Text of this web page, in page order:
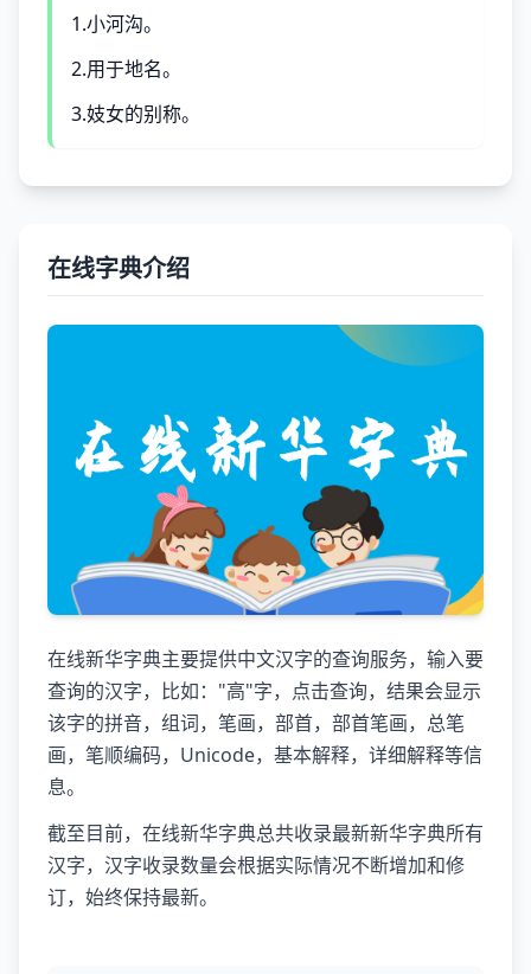
1.小河沟。
2.用于地名。
3.妓女的别称。
在线字典介绍
在线新华字典主要提供中文汉字的查询服务，输入要
查询的汉字，比如："高"字，点击查询，结果会显示
该字的拼音，组词，笔画，部首，部首笔画，总笔
画，笔顺编码，Unicode，基本解释，详细解释等信
息。
截至目前，在线新华字典总共收录最新新华字典所有
汉字，汉字收录数量会根据实际情况不断增加和修
订，始终保持最新。